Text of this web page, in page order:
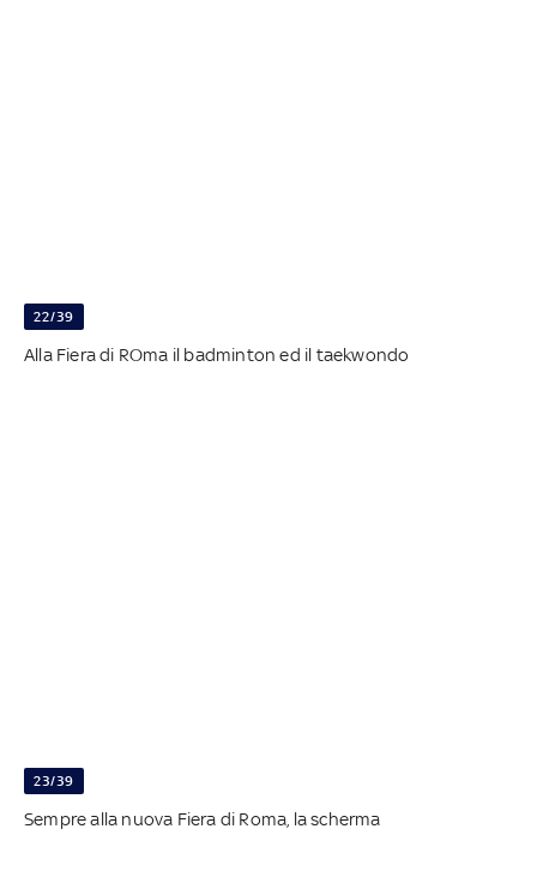
22/39
Alla Fiera di ROma il badminton ed il taekwondo
23/39
Sempre alla nuova Fiera di Roma, la scherma